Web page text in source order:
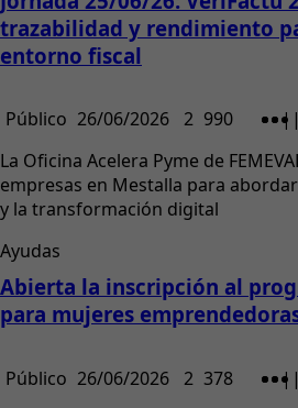
trazabilidad y rendimiento
entorno fiscal
Público 26/06/2026 2 990 | |
La Oficina Acelera Pyme de
empresas en Mestalla para
y la transformación digital
Ayudas
Abierta la inscripción al
para mujeres
Público 26/06/2026 2 378 | |